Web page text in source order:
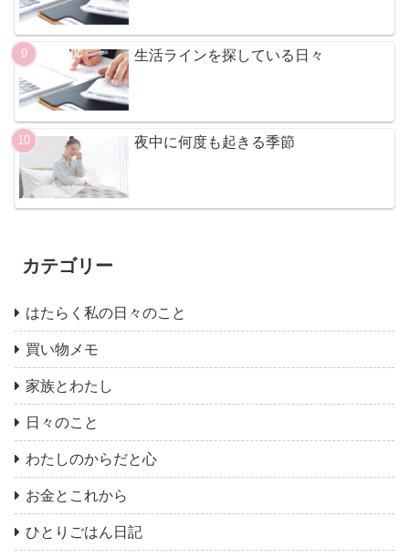
生活ラインを探している日々
夜中に何度も起きる季節
カテゴリー
はたらく私の日々のこと
買い物メモ
家族とわたし
日々のこと
わたしのからだと心
お金とこれから
ひとりごはん日記